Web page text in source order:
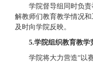
学院督导组同时负
解教师们教育教学情况
及时向学院反映。
5.学院组织教育教学
学院将大力营造“以